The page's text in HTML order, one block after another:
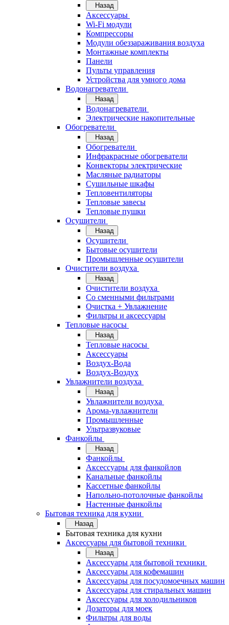
Назад
Аксессуары
Wi-Fi модули
Компрессоры
Модули обеззараживания воздуха
Монтажные комплекты
Панели
Пульты управления
Устройства для умного дома
Водонагреватели
Назад
Водонагреватели
Электрические накопительные
Обогреватели
Назад
Обогреватели
Инфракрасные обогреватели
Конвекторы электрические
Масляные радиаторы
Сушильные шкафы
Тепловентиляторы
Тепловые завесы
Тепловые пушки
Осушители
Назад
Осушители
Бытовые осушители
Промышленные осушители
Очистители воздуха
Назад
Очистители воздуха
Cо сменными фильтрами
Очистка + Увлажнение
Фильтры и аксессуары
Тепловые насосы
Назад
Тепловые насосы
Аксессуары
Воздух-Вода
Воздух-Воздух
Увлажнители воздуха
Назад
Увлажнители воздуха
Арома-увлажнители
Промышленные
Ультразвуковые
Фанкойлы
Назад
Фанкойлы
Аксессуары для фанкойлов
Канальные фанкойлы
Кассетные фанкойлы
Напольно-потолочные фанкойлы
Настенные фанкойлы
Бытовая техника для кухни
Назад
Бытовая техника для кухни
Аксессуары для бытовой техники
Назад
Аксессуары для бытовой техники
Аксессуары для кофемашин
Аксессуары для посудомоечных машин
Аксессуары для стиральных машин
Аксессуары для холодильников
Дозаторы для моек
Фильтры для воды